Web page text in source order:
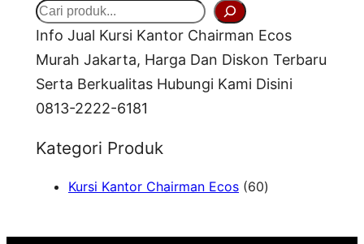
S
e
a
r
h
Info Jual Kursi Kantor Chairman Ecos
Murah Jakarta, Harga Dan Diskon Terbaru
Serta Berkualitas Hubungi Kami Disini
0813-2222-6181
Kategori Produk
Kursi Kantor Chairman Ecos 606